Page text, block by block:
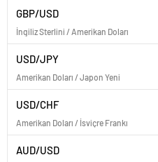
GBP/USD
İngiliz Sterlini / Amerikan Doları
USD/JPY
Amerikan Doları / Japon Yeni
USD/CHF
Amerikan Doları / İsviçre Frankı
AUD/USD